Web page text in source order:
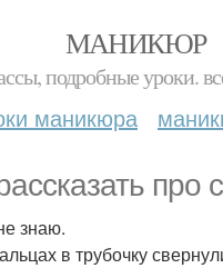
МАНИКЮР
подробные уроки.
маникюра
про
знаю.
в трубочку